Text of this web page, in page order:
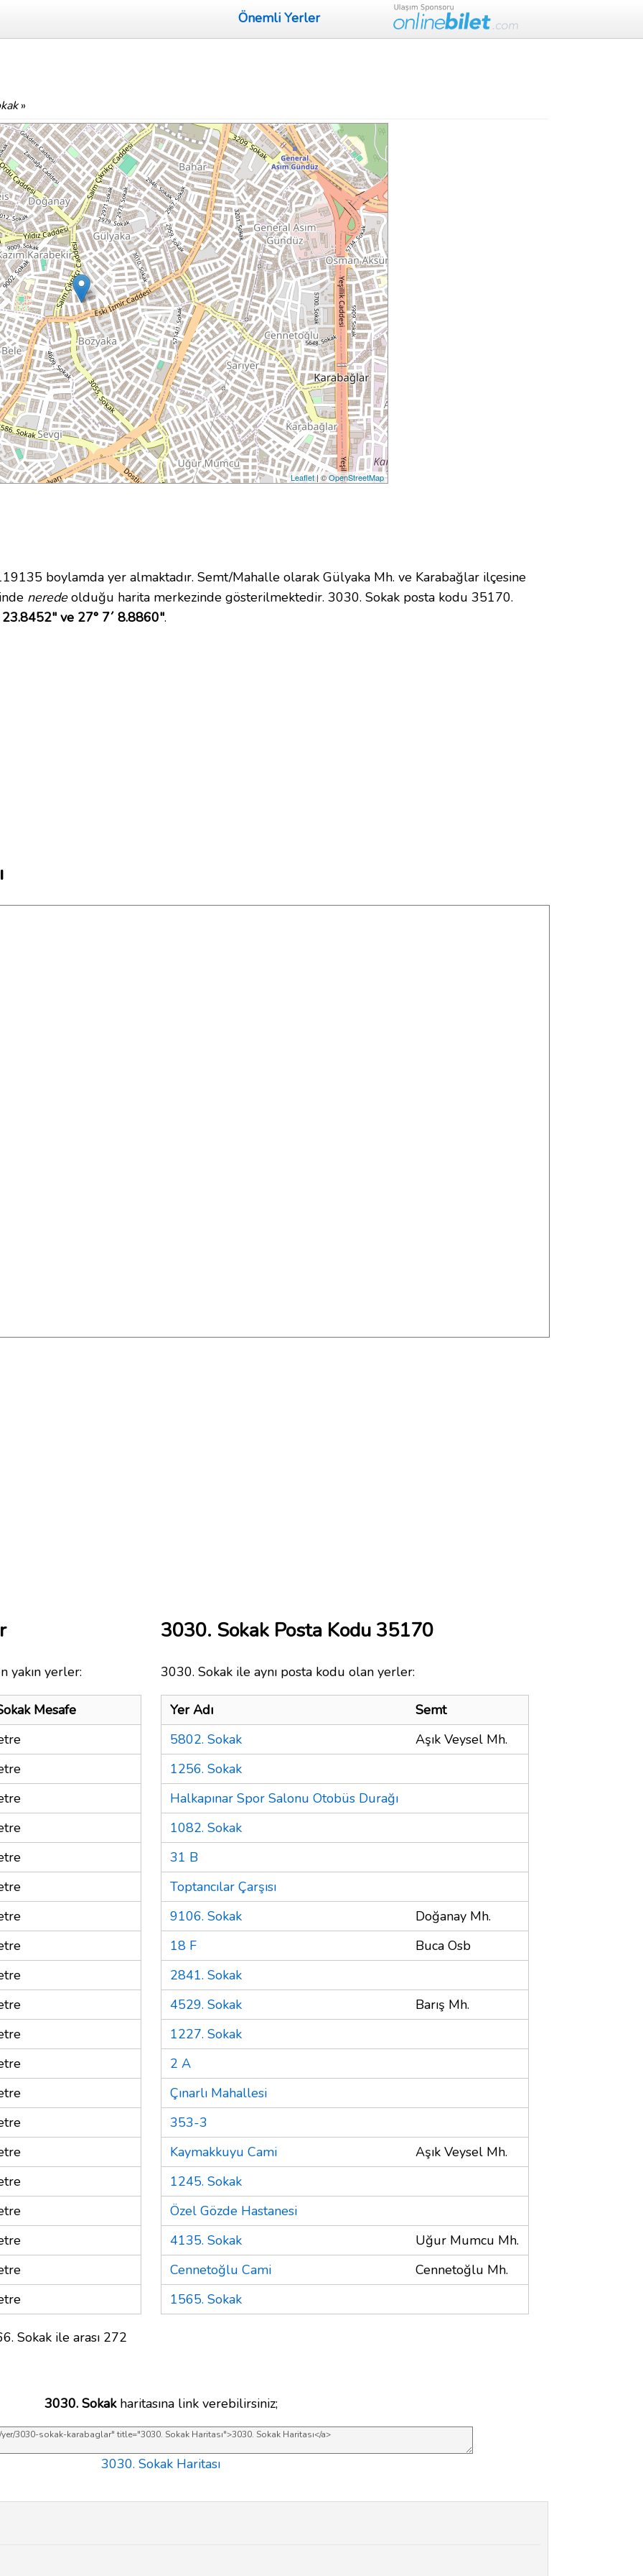
Önemli Yerler
»
Leaflet| ©OpenStreetMap
boylamda yer almaktadır. Semt/Mahalle olarak Gülyaka Mh. ve Karabağlar ilçesine
neredeolduğu harita merkezinde gösterilmektedir. 3030. Sokak posta kodu 35170.
23.8452" ve 27° 7´ 8.8860".
yakın yerler:
Mesafe
Sokak ile arası 272
3030. Sokak Posta Kodu 35170
3030. Sokak ile aynı posta kodu olan yerler:
Yer Adı
Semt
5802. Sokak
Aşık Veysel Mh.
1256. Sokak
Halkapınar Spor Salonu Otobüs Durağı
1082. Sokak
31 B
Toptancılar Çarşısı
9106. Sokak
Doğanay Mh.
18 F
Buca Osb
2841. Sokak
4529. Sokak
Barış Mh.
1227. Sokak
2 A
Çınarlı Mahallesi
353-3
Kaymakkuyu Cami
Aşık Veysel Mh.
1245. Sokak
Özel Gözde Hastanesi
4135. Sokak
Uğur Mumcu Mh.
Cennetoğlu Cami
Cennetoğlu Mh.
1565. Sokak
3030. Sokakharitasına link verebilirsiniz;
3030. Sokak Haritası